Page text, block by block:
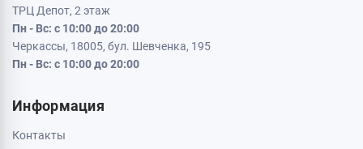
ТРЦ Депот, 2 этаж
Пн - Вс: с 10:00 до 20:00
Черкассы, 18005, бул. Шевченка, 195
Пн - Вс: с 10:00 до 20:00
Информация
Контакты